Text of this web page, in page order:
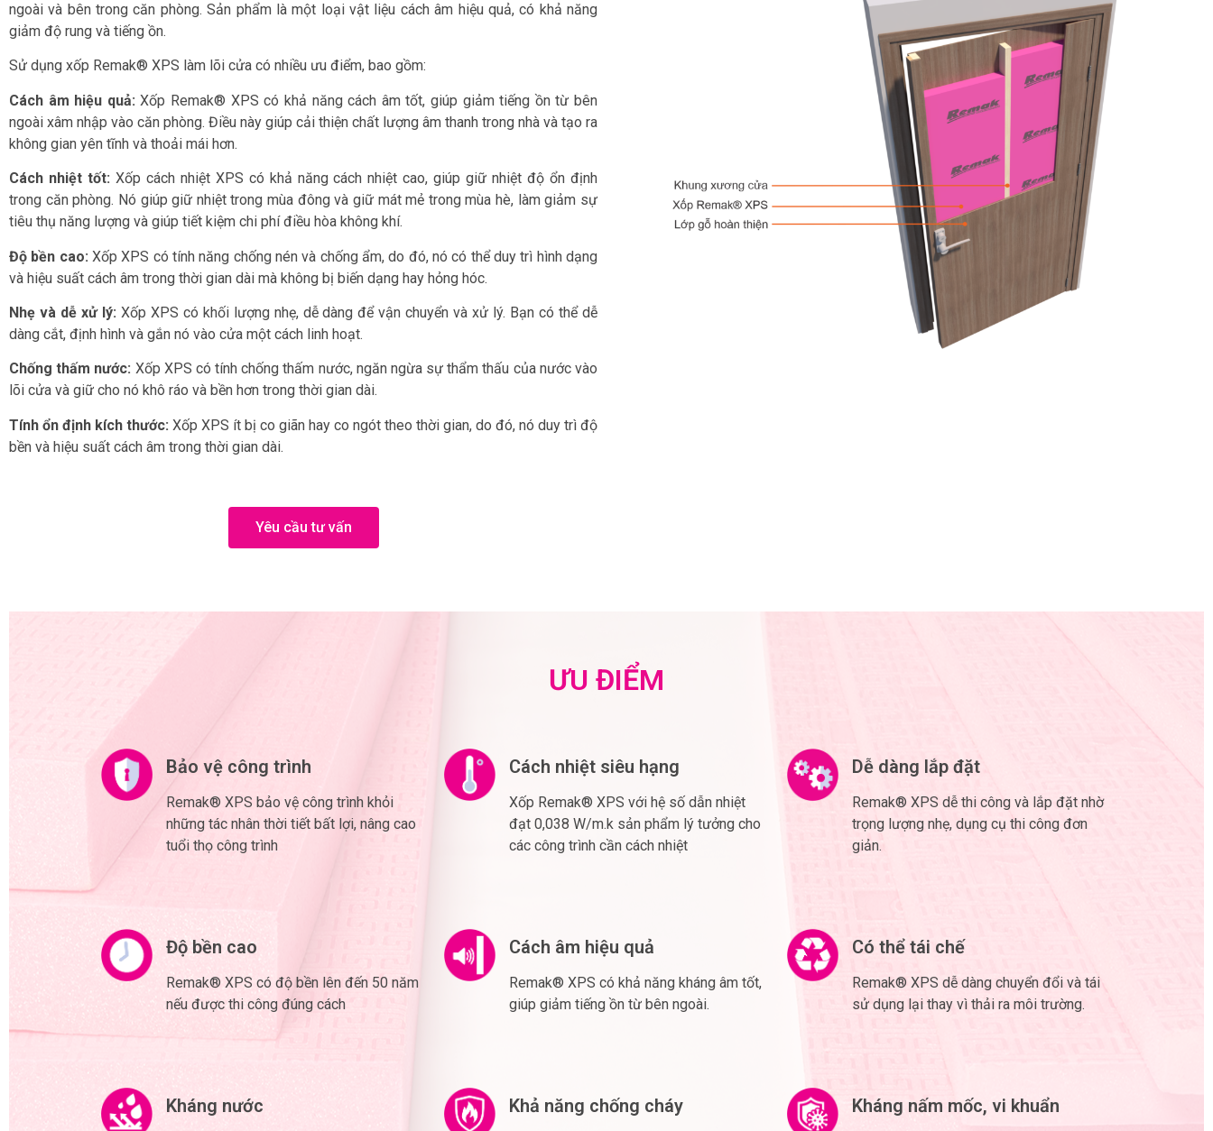
ngoài và bên trong căn phòng. Sản phẩm là một loại vật liệu cách âm hiệu quả, có khả năng
giảm độ rung và tiếng ồn.
Sử dụng xốp Remak® XPS làm lõi cửa có nhiều ưu điểm, bao gồm:
Cách âm hiệu quả: Xốp Remak® XPS có khả năng cách âm tốt, giúp giảm tiếng ồn từ bên
ngoài xâm nhập vào căn phòng. Điều này giúp cải thiện chất lượng âm thanh trong nhà và tạo ra
không gian yên tĩnh và thoải mái hơn.
Cách nhiệt tốt: Xốp cách nhiệt XPS có khả năng cách nhiệt cao, giúp giữ nhiệt độ ổn định
trong căn phòng. Nó giúp giữ nhiệt trong mùa đông và giữ mát mẻ trong mùa hè, làm giảm sự
tiêu thụ năng lượng và giúp tiết kiệm chi phí điều hòa không khí.
Độ bền cao: Xốp XPS có tính năng chống nén và chống ẩm, do đó, nó có thể duy trì hình dạng
và hiệu suất cách âm trong thời gian dài mà không bị biến dạng hay hỏng hóc.
Nhẹ và dễ xử lý: Xốp XPS có khối lượng nhẹ, dễ dàng để vận chuyển và xử lý. Bạn có thể dễ
dàng cắt, định hình và gắn nó vào cửa một cách linh hoạt.
Chống thấm nước: Xốp XPS có tính chống thấm nước, ngăn ngừa sự thẩm thấu của nước vào
lõi cửa và giữ cho nó khô ráo và bền hơn trong thời gian dài.
Tính ổn định kích thước: Xốp XPS ít bị co giãn hay co ngót theo thời gian, do đó, nó duy trì độ
bền và hiệu suất cách âm trong thời gian dài.
Yêu cầu tư vấn
ƯU ĐIỂM
Bảo vệ công trình
Remak® XPS bảo vệ công trình khỏi
những tác nhân thời tiết bất lợi, nâng cao
tuổi thọ công trình
Cách nhiệt siêu hạng
Xốp Remak® XPS với hệ số dẫn nhiệt
đạt 0,038 W/m.k sản phẩm lý tưởng cho
các công trình cần cách nhiệt
Dễ dàng lắp đặt
Remak® XPS dễ thi công và lắp đặt nhờ
trọng lượng nhẹ, dụng cụ thi công đơn
giản.
Độ bền cao
Remak® XPS có độ bền lên đến 50 năm
nếu được thi công đúng cách
Cách âm hiệu quả
Remak® XPS có khả năng kháng âm tốt,
giúp giảm tiếng ồn từ bên ngoài.
Có thể tái chế
Remak® XPS dễ dàng chuyển đổi và tái
sử dụng lại thay vì thải ra môi trường.
Kháng nước Khả năng chống cháy Kháng nấm mốc, vi khuẩn